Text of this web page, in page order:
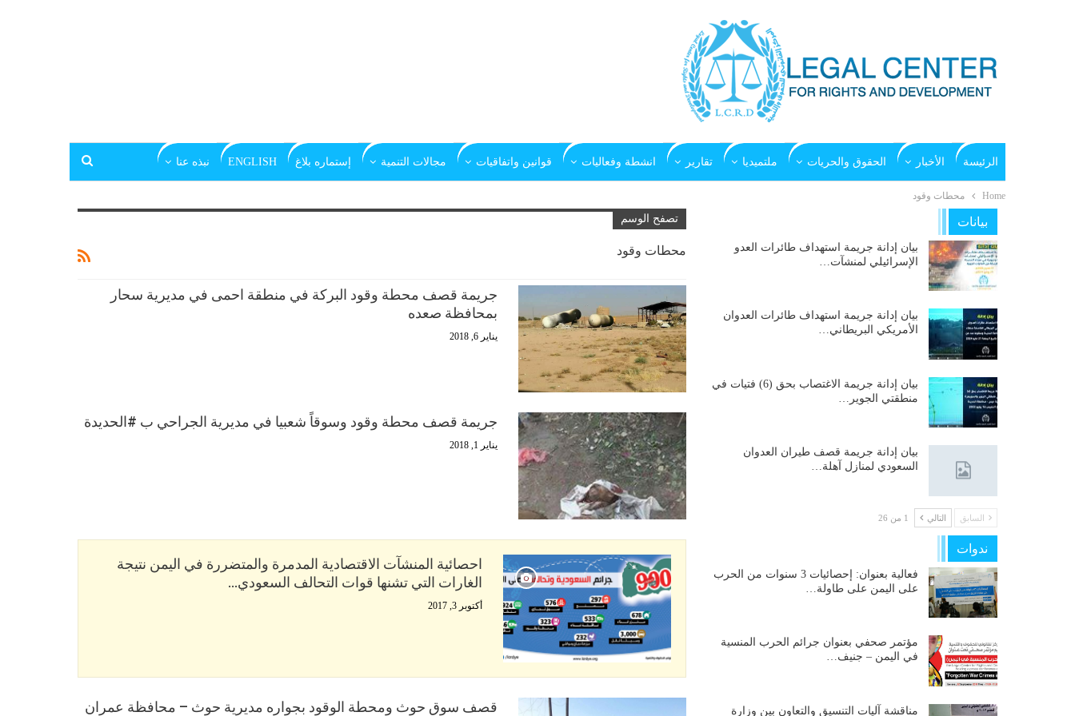
الرئيسة الأخبار الحقوق والحريات ملتميديا تقارير انشطة وفعاليات قوانين واتفاقيات مجالات التنمية إستماره بلاغ ENGLISH نبذه عنا
Home محطات وقود
تصفح الوسم
محطات وقود
جريمة قصف محطة وقود البركة في منطقة احمى في مديرية سحار
بمحافظة صعده
يناير 6, 2018
جريمة قصف محطة وقود وسوقاً شعبيا في مديرية الجراحي ب #الحديدة
يناير 1, 2018
احصائية المنشآت الاقتصادية المدمرة والمتضررة في اليمن نتيجة
الغارات التي تشنها قوات التحالف السعودي…
أكتوبر 3, 2017
قصف سوق حوث ومحطة الوقود بجواره مديرية حوث – محافظة عمران
بيانات
بيان إدانة جريمة استهداف طائرات العدو
الإسرائيلي لمنشآت…
بيان إدانة جريمة استهداف طائرات العدوان
الأمريكي البريطاني…
بيان إدانة جريمة الاغتصاب بحق (6) فتيات في
منطقتي الجوير…
بيان إدانة جريمة قصف طيران العدوان
السعودي لمنازل آهلة…
السابق التالي 1 من 26
ندوات
فعالية بعنوان: إحصائيات 3 سنوات من الحرب
على اليمن على طاولة…
مؤتمر صحفي بعنوان جرائم الحرب المنسية
في اليمن – جنيف…
مناقشة آليات التنسيق والتعاون بين وزارة